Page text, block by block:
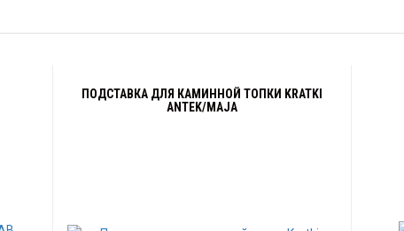
ПОДСТАВКА ДЛЯ КАМИННОЙ ТОПКИ KRATKI
ANTEK/MAJA